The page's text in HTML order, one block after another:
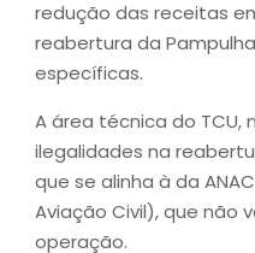
redução das receitas
reabertura da
específicas.
A área técnica do
ilegalidades na
que se alinha à da
Aviação Civil), que não
operação.